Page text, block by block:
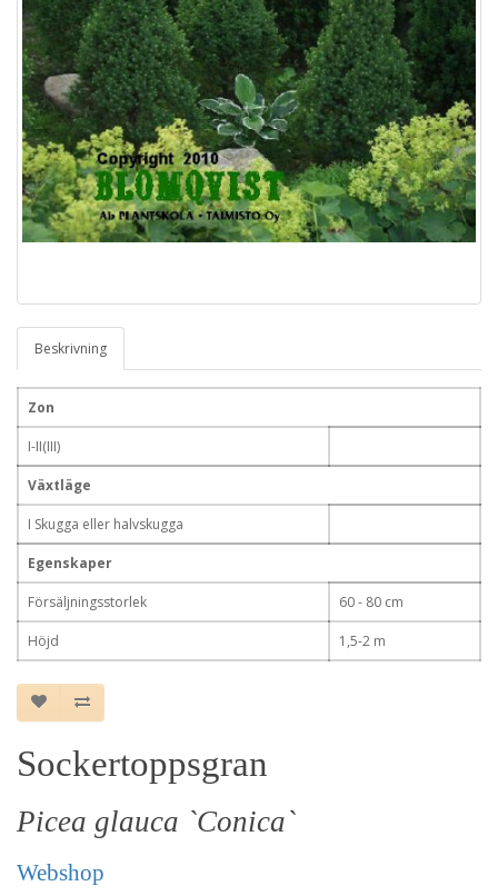
Beskrivning
Zon
I-II(III)
Växtläge
I Skugga eller halvskugga
Egenskaper
Försäljningsstorlek 60 - 80 cm
Höjd 1,5-2 m
Sockertoppsgran
Picea glauca `Conica`
Webshop